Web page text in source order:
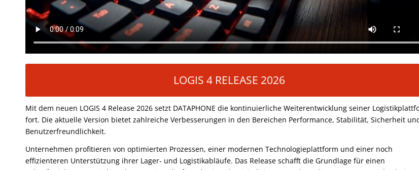
LOGIS 4 RELEASE 2026
Mit dem neuen LOGIS 4 Release 2026 setzt DATAPHONE die kontinuierliche Weiterentwicklung seiner
fort. Die aktuelle Version bietet zahlreiche Verbesserungen in den Bereichen Performance, Stabilität, Sicherheit
Benutzerfreundlichkeit.
Unternehmen profitieren von optimierten Prozessen, einer modernen Technologieplattform und einer noch
effizienteren Unterstützung ihrer Lager- und Logistikabläufe. Das Release schafft die Grundlage für einen